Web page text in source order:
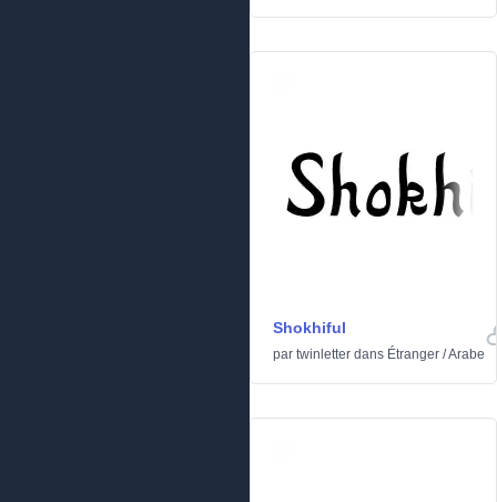
Shokhiful
par twinletter dans Étranger /Arabe